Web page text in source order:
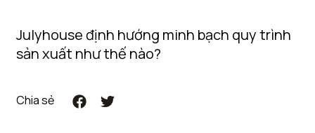
Julyhouse định hướng minh bạch quy trình
sản xuất như thế nào?
Chia sẻ